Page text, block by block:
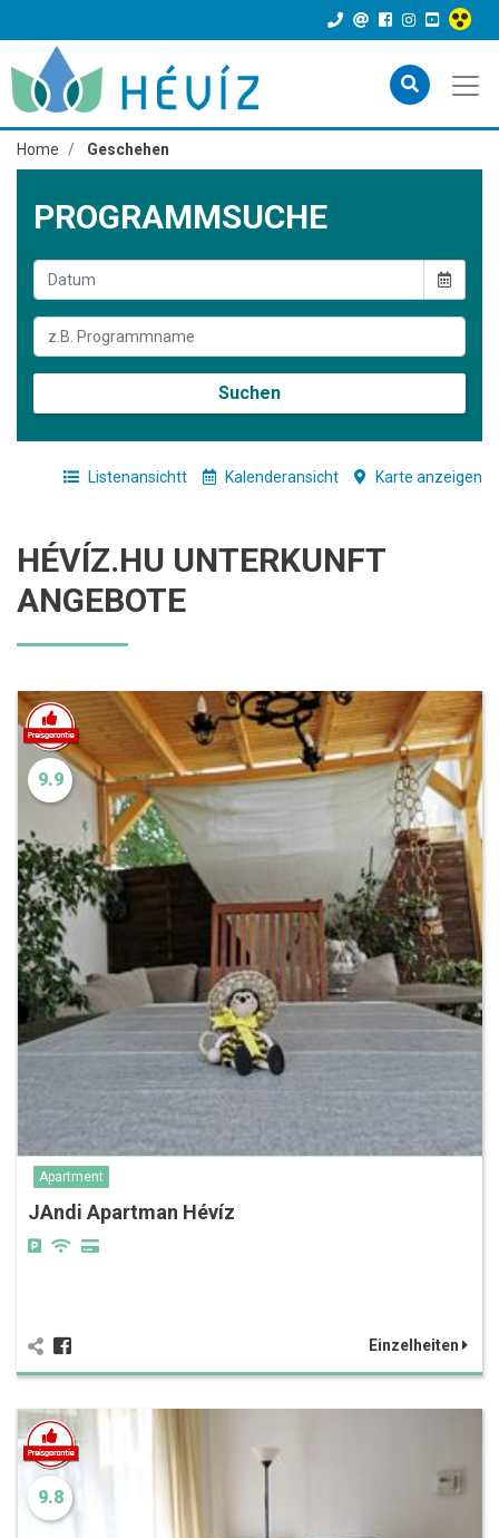
Home Geschehen
PROGRAMMSUCHE
Suchen
Listenansichtt Kalenderansicht Karte anzeigen
HÉVÍZ.HU UNTERKUNFT
ANGEBOTE
9.9
Apartment
JAndi Apartman Hévíz
Einzelheiten
9.8